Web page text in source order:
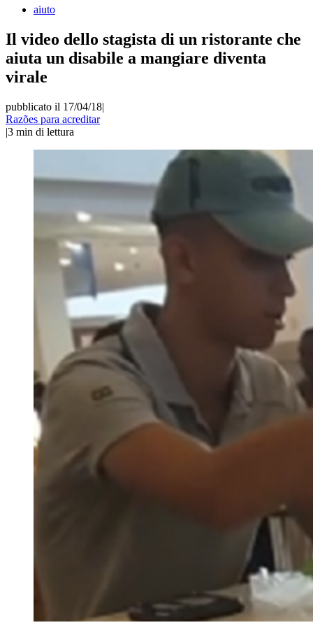
aiuto
Il video dello stagista di un ristorante che
aiuta un disabile a mangiare diventa
virale
pubblicato il 17/04/18|
Razões para acreditar
|3 min di lettura